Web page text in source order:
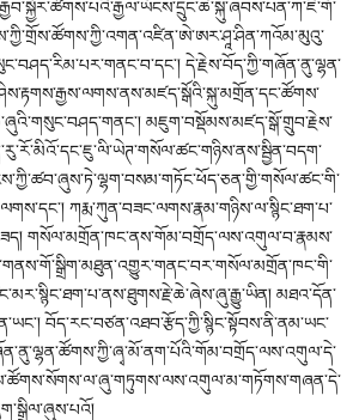
དེ་རྗེས་བོད་ཀྱི་གཞོན་ནུ་ལྷན་
མཇུག་བསྡོམས་མཛད་སྒོ་གྲུབ་རྗེས་
ཀརྨ་ཀུན་བཟང་ལགས་རྣམ་གཉིས་ལ་སྙིང་ཐག་པ་
གསོལ་མགྲོན་ཁང་ནས་གོམ་བགྲོད་ལས་འགུལ་བ་རྣམས་
མཐའ་དོན་
བོད་རང་བཙན་འཐབ་རྩོད་ཀྱི་སྙིང་སྟོབས་ནི་ནམ་ཡང་